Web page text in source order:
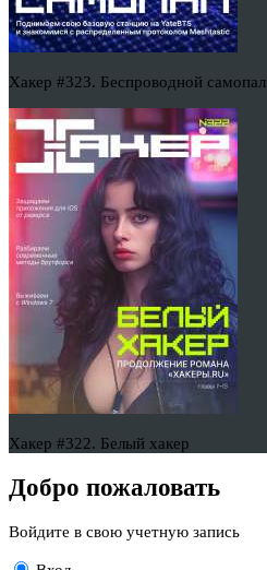
Хакер #323. Беспроводной самопал
Хакер #322. Белый хакер
Добро пожаловать
Войдите в свою учетную запись